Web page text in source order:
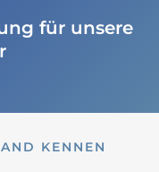
für unsere
KENNEN